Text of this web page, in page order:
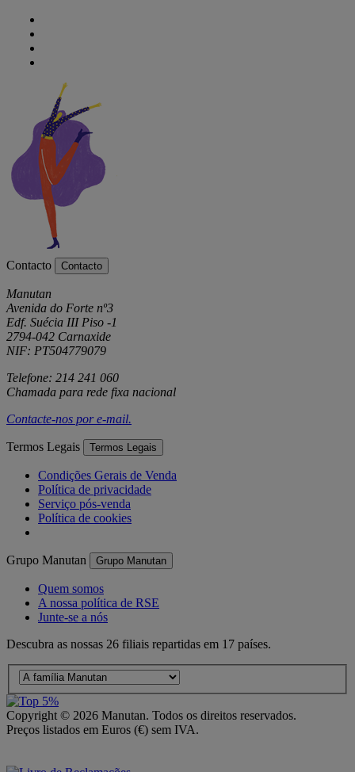
Contacto Contacto
Manutan
Avenida do Forte nº3
Edf. Suécia III Piso -1
2794-042 Carnaxide
NIF: PT504779079
Telefone: 214 241 060
Chamada para rede fixa nacional
Contacte-nos pore-mail.
Termos Legais Termos Legais
Condições Gerais de Venda
Política de privacidade
Serviço pós-venda
Política de cookies
Grupo Manutan Grupo Manutan
Quem somos
A nossa política de RSE
Junte-se a nós
Descubra as nossas 26 filiais repartidas em 17 países.
Copyright © 2026 Manutan. Todos os direitos reservados.
Preços listados em Euros (€) sem IVA.